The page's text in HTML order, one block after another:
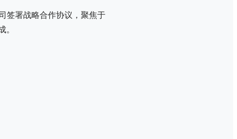
签署战略合作协议，聚焦于
。